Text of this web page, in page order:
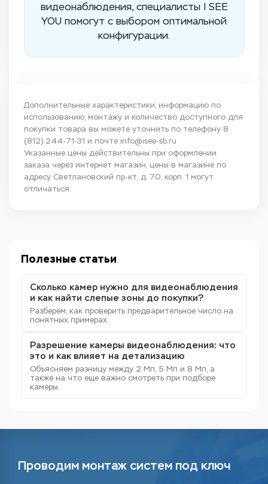
видеонаблюдения, специалисты I SEE
YOU помогут с выбором оптимальной
конфигурации.
Дополнительные характеристики, информацию по
использованию, монтажу и количество доступного для
покупки товара вы можете уточнить по телефону 8
(812) 244-71-31 и почте info@isee-sb.ru
Указанные цены действительны при оформлении
заказа через интернет магазин, цены в магазине по
адресу Светлановский пр-кт, д. 70, корп. 1 могут
отличаться.
Полезные статьи
Сколько камер нужно для видеонаблюдения
и как найти слепые зоны до покупки?
Разберём, как проверить предварительное число на
понятных примерах.
Разрешение камеры видеонаблюдения: что
это и как влияет на детализацию
Объясняем разницу между 2 Мп, 5 Мп и 8 Мп, а
также на что еще важно смотреть при подборе
камеры
Проводим монтаж систем под ключ